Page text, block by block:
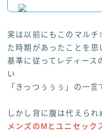
実は以前にもこのマル
た時期があったことを思
基準に従ってレディース
い
「きっつぅぅぅ」の一
しかし背に腹は代えられ
メンズのМとユニセック